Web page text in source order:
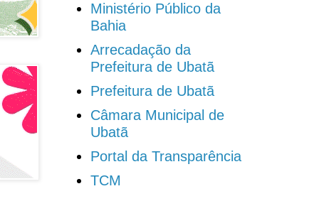
Ministério Público da
Bahia
Arrecadação da
Prefeitura de Ubatã
Prefeitura de Ubatã
Câmara Municipal de
Ubatã
Portal da Transparência
TCM